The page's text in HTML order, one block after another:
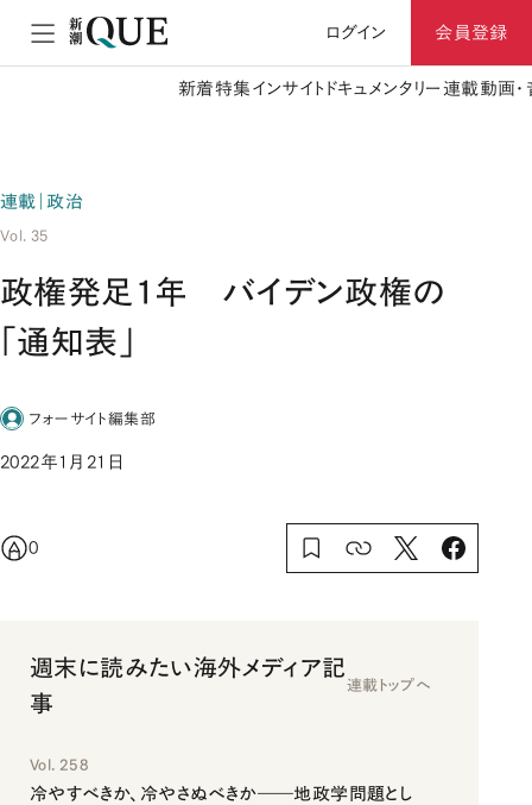
ログイン 会員登録
新着特集 インサイト ドキュメンタリー 連載動画
連載｜政治
Vol. 35
政権発足1年 バイデン政権の
「通知表」
フォーサイト編集部
2022年1月21日
0
週末に読みたい海外メディア記
事
連載トップへ
Vol. 258
冷やすべきか、冷やさぬべきか――地政学問題とし